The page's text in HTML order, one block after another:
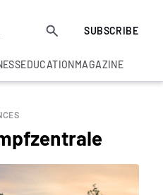
SUBSCRIBE
EDUCATIONMAGAZINE